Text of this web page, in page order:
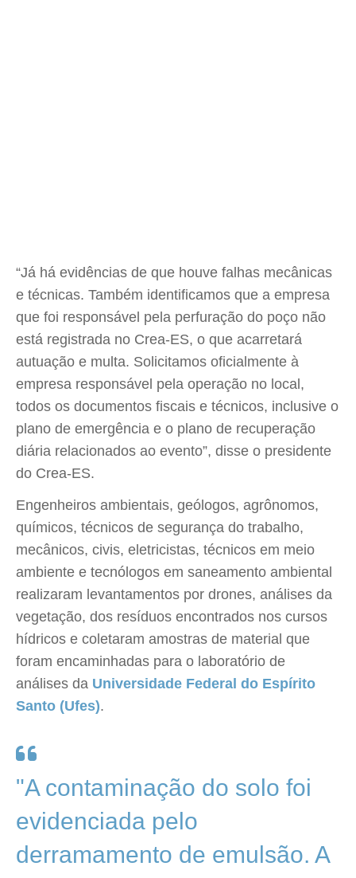
“Já há evidências de que houve falhas mecânicas
e técnicas. Também identificamos que a empresa
que foi responsável pela perfuração do poço não
está registrada no Crea-ES, o que acarretará
autuação e multa. Solicitamos oficialmente à
empresa responsável pela operação no local,
todos os documentos fiscais e técnicos, inclusive o
plano de emergência e o plano de recuperação
diária relacionados ao evento”, disse o presidente
do Crea-ES.
Engenheiros ambientais, geólogos, agrônomos,
químicos, técnicos de segurança do trabalho,
mecânicos, civis, eletricistas, técnicos em meio
ambiente e tecnólogos em saneamento ambiental
realizaram levantamentos por drones, análises da
vegetação, dos resíduos encontrados nos cursos
hídricos e coletaram amostras de material que
foram encaminhadas para o laboratório de
análises da Universidade Federal do Espírito
Santo (Ufes).
"A contaminação do solo foi
evidenciada pelo
derramamento de emulsão. A